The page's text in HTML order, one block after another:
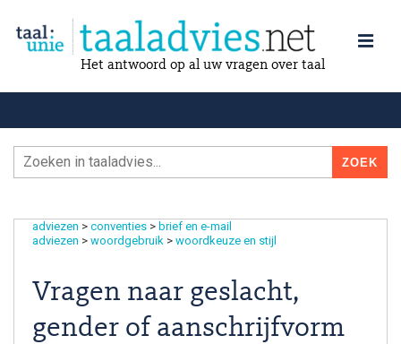
Het antwoord op al uw vragen over taal
adviezen > conventies > brief en e-mail
adviezen > woordgebruik > woordkeuze en stijl
Vragen naar geslacht,
gender of aanschrijfvorm